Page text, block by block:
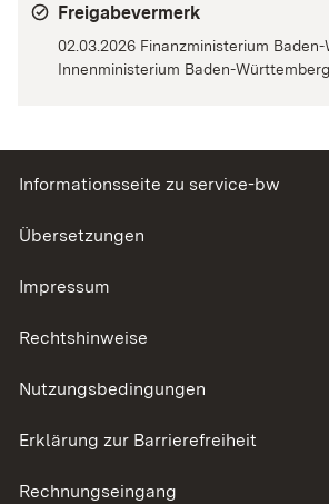
Freigabevermerk
02.03.2026 Finanzministerium
Innenministerium Baden-Württemberg
Informationsseite zu service-bw
Übersetzungen
Impressum
Rechtshinweise
Nutzungsbedingungen
Erklärung zur Barrierefreiheit
Rechnungseingang